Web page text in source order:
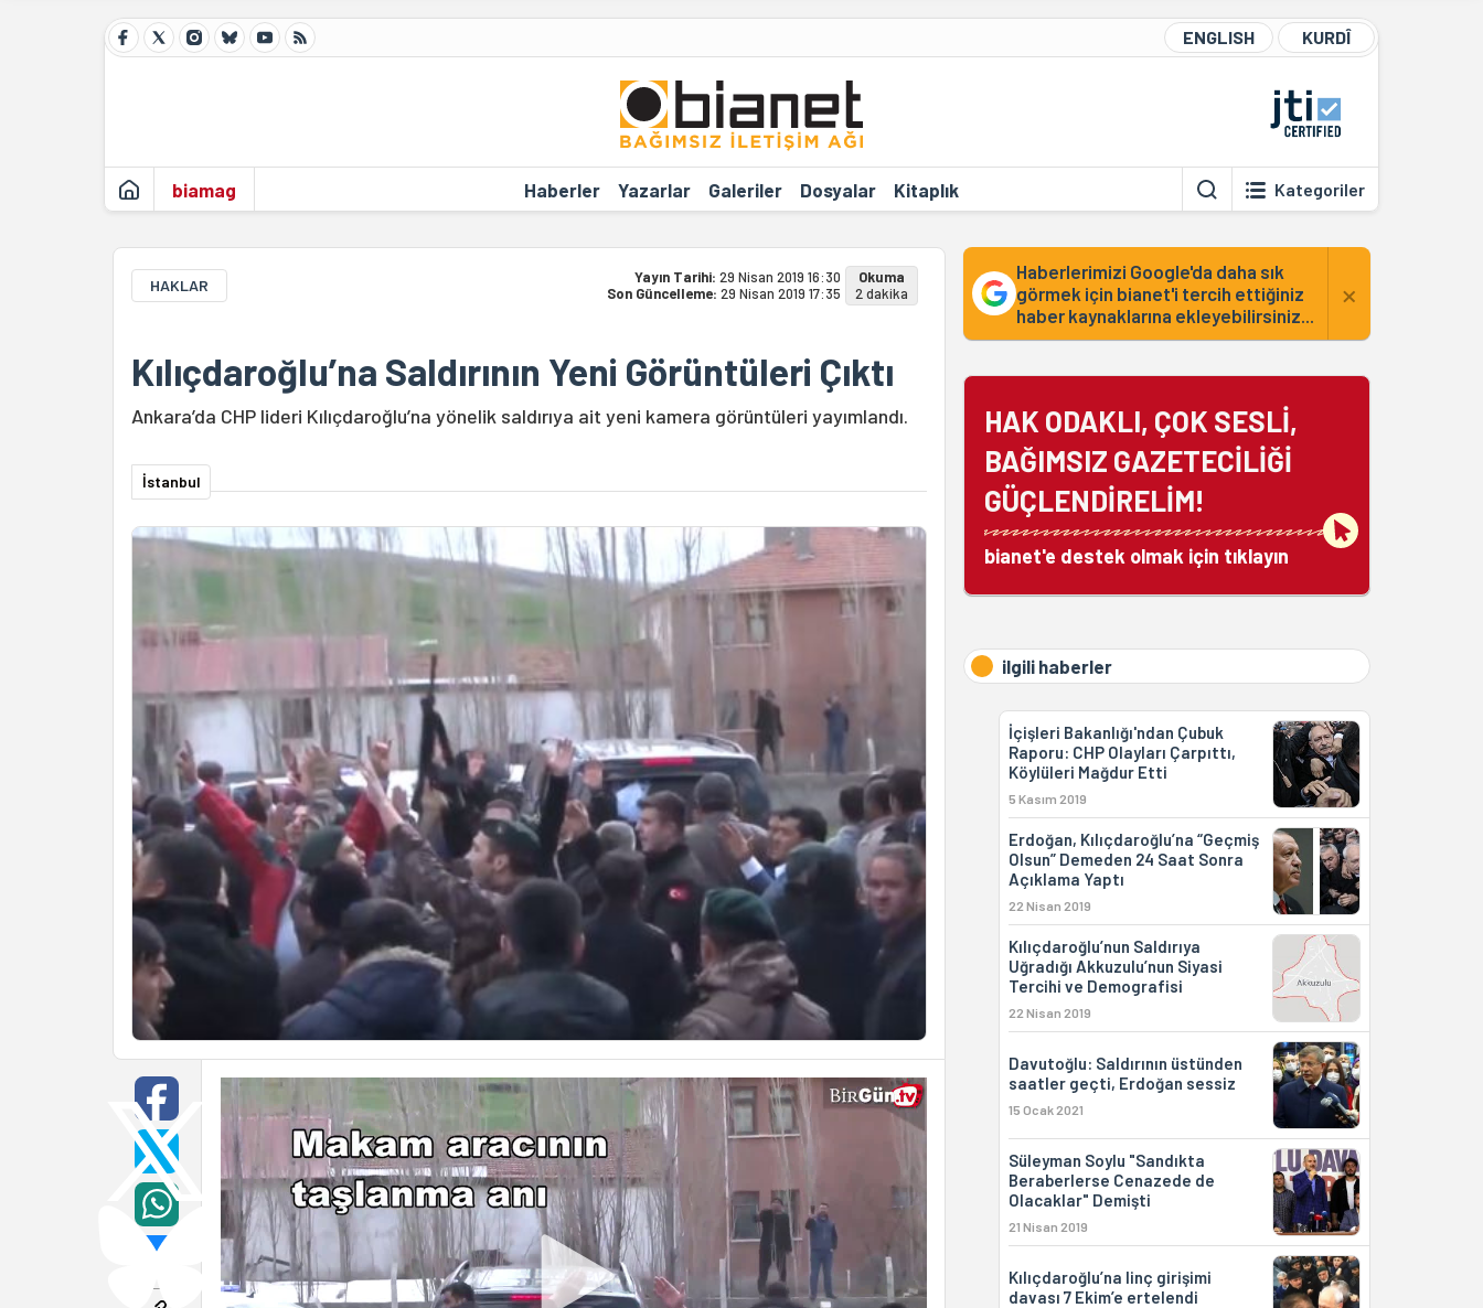
ENGLISH KURDÎ
biamag Haberler Yazarlar Galeriler Dosyalar Kitaplık Kategoriler
HAKLAR Yayın Tarihi: 29 Nisan 2019 16:30
Son Güncelleme: 29 Nisan 2019 17:35
Okuma
2 dakika
Kılıçdaroğlu’na Saldırının Yeni Görüntüleri Çıktı
Ankara’da CHP lideri Kılıçdaroğlu’na yönelik saldırıya ait yeni kamera görüntüleri yayımlandı.
İstanbul
Haberlerimizi Google'da daha sık
görmek için bianet'i tercih ettiğiniz
haber kaynaklarına ekleyebilirsiniz...
×
HAK ODAKLI, ÇOK SESLİ,
BAĞIMSIZ GAZETECİLİĞİ
GÜÇLENDİRELİM!
bianet'e destek olmak için tıklayın
ilgili haberler
İçişleri Bakanlığı'ndan Çubuk
Raporu: CHP Olayları Çarpıttı,
Köylüleri Mağdur Etti
5 Kasım 2019
Erdoğan, Kılıçdaroğlu’na “Geçmiş
Olsun” Demeden 24 Saat Sonra
Açıklama Yaptı
22 Nisan 2019
Kılıçdaroğlu’nun Saldırıya
Uğradığı Akkuzulu’nun Siyasi
Tercihi ve Demografisi
22 Nisan 2019
Davutoğlu: Saldırının üstünden
saatler geçti, Erdoğan sessiz
15 Ocak 2021
Süleyman Soylu "Sandıkta
Beraberlerse Cenazede de
Olacaklar" Demişti
21 Nisan 2019
Kılıçdaroğlu’na linç girişimi
davası 7 Ekim’e ertelendi